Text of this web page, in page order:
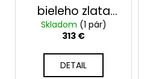
bieleho zlata
23169/B/Op
Skladom (1 pár)
313 €
DETAIL